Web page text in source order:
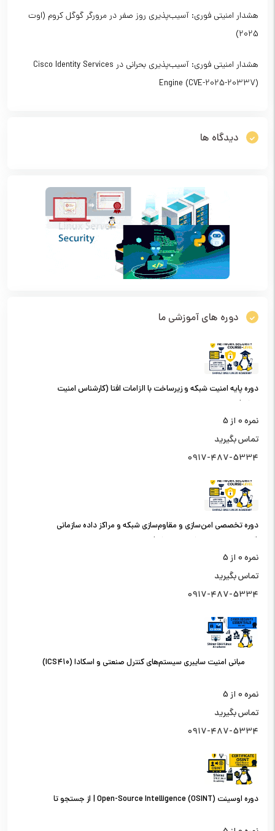
هشدار امنیتی فوری: آسیب‌پذیری روز صفر در مرورگر گوگل کروم (اوت
2025)
هشدار امنیتی فوری: آسیب‌پذیری بحرانی در Cisco Identity Services
Engine (CVE-2025-20337)
دیدگاه ها
دوره های آموزشی ما
دوره پایه امنیت شبکه و زیرساخت با الزامات افتا (کارشناس امنیت
شبکه)
نمره0 از 5
تماس بگیرید
0917-487-5334
دوره تخصصی امن‌سازی و مقاوم‌سازی شبکه و مراکز داده سازمانی
(کارشناس امنیت شبکه سطح یک)
نمره0 از 5
تماس بگیرید
0917-487-5334
مبانی امنیت سایبری سیستم‌های کنترل صنعتی و اسکادا (ICS410)
نمره0 از 5
تماس بگیرید
0917-487-5334
دوره اوسینت (OSINT) Open-Source Intelligence | از جستجو تا